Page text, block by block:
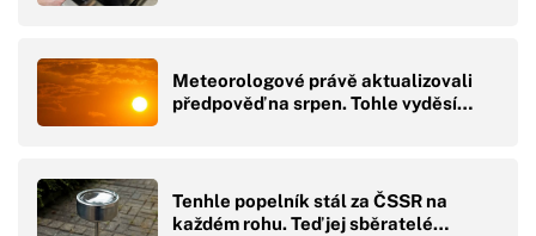
Meteorologové právě aktualizovali
předpověď na srpen. Tohle vyděsí…
Tenhle popelník stál za ČSSR na
každém rohu. Teď jej sběratelé…